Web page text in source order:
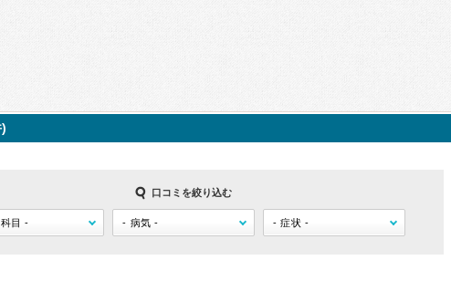
口コミを絞り込む